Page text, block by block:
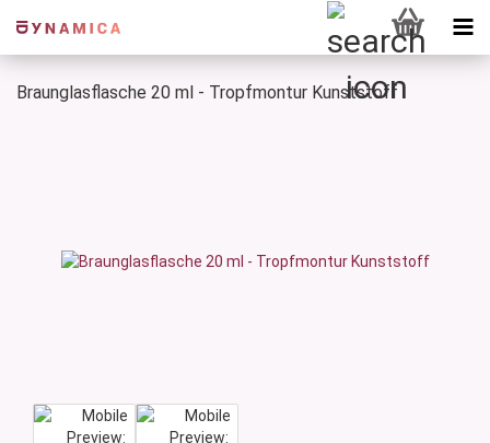
Braunglasflasche 20 ml - Tropfmontur Kunststoff